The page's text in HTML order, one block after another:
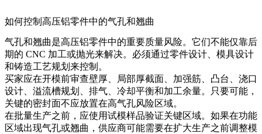
如何控制高压铝零件中的气孔和翘曲
气孔和翘曲是高压铝零件中的重要质量风险。它们不能仅靠后
期的 CNC 加工或抛光来解决。必须通过零件设计、模具设计
和铸造工艺规划来控制。
买家应在开模前审查壁厚、局部厚截面、加强筋、凸台、浇口
设计、溢流槽规划、排气、冷却平衡和加工余量。只要可能，
关键的密封面不应放置在高气孔风险区域。
在批量生产之前，应使用试模样品验证关键区域。如果在功能
区域出现气孔或翘曲，供应商可能需要在扩大生产之前调整模